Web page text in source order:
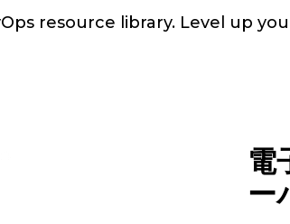
resource library. Level up
電
ー